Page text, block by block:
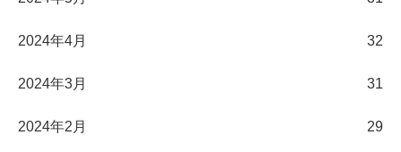
2024年4月 32
2024年3月 31
2024年2月 29